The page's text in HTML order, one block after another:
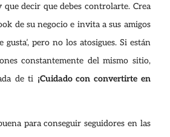
que decir que debes controlarte. Crea
de su negocio e invita a sus amigos
gusta’, pero no los atosigues. Si están
constantemente del mismo sitio,
de ti ¡Cuidado con convertirte en
para conseguir seguidores en las